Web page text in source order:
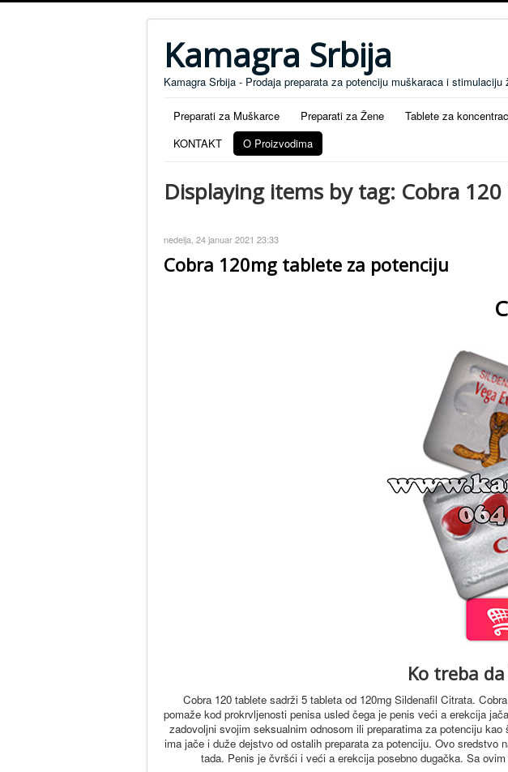
Kamagra Srbija
Kamagra Srbija - Prodaja preparata za potenciju muškaraca i stimulaciju
Preparati za Muškarce Preparati za Žene Tablete za
KONTAKT
O Proizvodima
Displaying items by tag: Cobra
nedelja, 24 januar 2021 23:33
Cobra 120mg tablete za potenciju
Ko treba
Cobra 120 tablete sadrži 5 tableta od 120mg Sildenafil Citrata.
pomaže kod prokrvljenosti penisa usled čega je penis veći a erekcija
zadovoljni svojim seksualnim odnosom ili preparatima za potenciju
ima jače i duže dejstvo od ostalih preparata za potenciju. Ovo sredstvo
tada. Penis je čvršći i veći a erekcija posebno dugačka. Sa